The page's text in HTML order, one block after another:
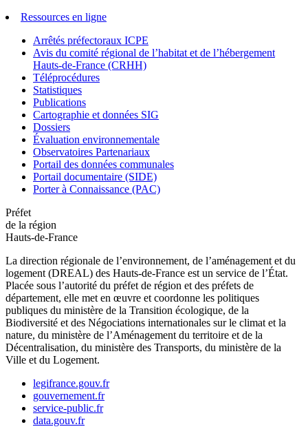
Ressources en ligne
Arrêtés préfectoraux ICPE
Avis du comité régional de l’habitat et de l’hébergement
Hauts-de-France (CRHH)
Téléprocédures
Statistiques
Publications
Cartographie et données SIG
Dossiers
Évaluation environnementale
Observatoires Partenariaux
Portail des données communales
Portail documentaire (SIDE)
Porter à Connaissance (PAC)
Préfet
de la région
Hauts-de-France
La direction régionale de l’environnement, de l’aménagement et du
logement (DREAL) des Hauts-de-France est un service de l’État.
Placée sous l’autorité du préfet de région et des préfets de
département, elle met en œuvre et coordonne les politiques
publiques du ministère de la Transition écologique, de la
Biodiversité et des Négociations internationales sur le climat et la
nature, du ministère de l’Aménagement du territoire et de la
Décentralisation, du ministère des Transports, du ministère de la
Ville et du Logement.
legifrance.gouv.fr
gouvernement.fr
service-public.fr
data.gouv.fr